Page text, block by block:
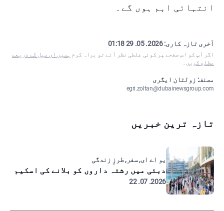
انتہائی اہم ہوں گے۔
آخری تازہ کاری:2026. 05. 29 01:18
اگر آپ کو اس صفحے پر کوئی غلطی نظر آئے تو براہ کرم ہمیں ای میل کے ذریعے
مطلع کریں ۔
مصنف: زولتان ایگری
egri.zoltan@dubainewsgroup.com
تازہ ترین خبریں
یو اے ای, سفر, طرزِ زندگی
دبئی میں رشتہ داروں کو بلانے کی اسکیم
2026. 07. 22